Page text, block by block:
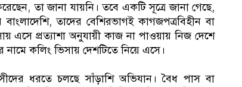
তা জানা যায়নি। তবে একটি সূত্রে জানা গেছে,
তাদের বেশিরভাগই কাগজপত্রবিহীন বা
এসে প্রত্যাশা অনুযায়ী কাজ না পাওয়ায় নিজ দেশে
নামে কলিং ভিসায় দেশটিতে নিয়ে এসে।
ধরতে চলছে সাঁড়াশি অভিযান। বৈধ পাস বা